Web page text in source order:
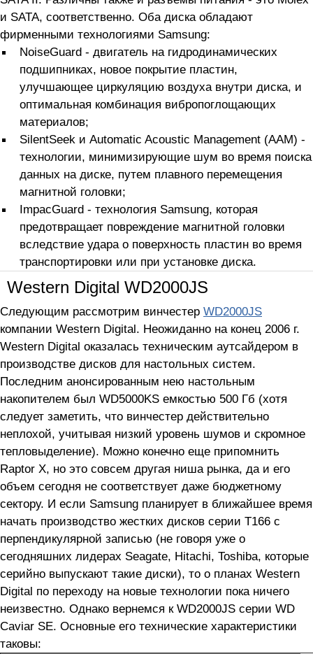
и SATA, соответственно. Оба диска обладают
фирменными технологиями Samsung:
NoiseGuard - двигатель на гидродинамических
подшипниках, новое покрытие пластин,
улучшающее циркуляцию воздуха внутри диска, и
оптимальная комбинация вибропоглощающих
материалов;
SilentSeek и Automatic Acoustic Management (AAM) -
технологии, минимизирующие шум во время поиска
данных на диске, путем плавного перемещения
магнитной головки;
ImpacGuard - технология Samsung, которая
предотвращает повреждение магнитной головки
вследствие удара о поверхность пластин во время
транспортировки или при установке диска.
Western Digital WD2000JS
Следующим рассмотрим винчестер WD2000JS
компании Western Digital. Неожиданно на конец 2006 г.
Western Digital оказалась техническим аутсайдером в
производстве дисков для настольных систем.
Последним анонсированным нею настольным
накопителем был WD5000KS емкостью 500 Гб (хотя
следует заметить, что винчестер действительно
неплохой, учитывая низкий уровень шумов и скромное
тепловыделение). Можно конечно еще припомнить
Raptor X, но это совсем другая ниша рынка, да и его
объем сегодня не соответствует даже бюджетному
сектору. И если Samsung планирует в ближайшее время
начать производство жестких дисков серии Т166 с
перпендикулярной записью (не говоря уже о
сегодняшних лидерах Seagate, Hitachi, Toshiba, которые
серийно выпускают такие диски), то о планах Western
Digital по переходу на новые технологии пока ничего
неизвестно. Однако вернемся к WD2000JS серии WD
Caviar SE. Основные его технические характеристики
таковы: